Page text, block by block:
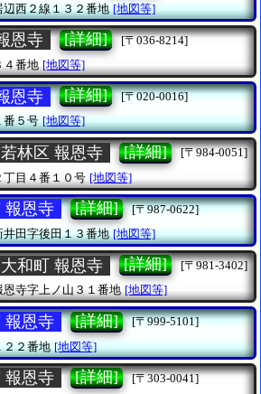
西２線１３２番地 [地図等]
恩寺 [詳細]
[〒036-8214]
４番地 [地図等]
恩寺 [詳細]
[〒020-0016]
番５号 [地図等]
林区 報恩寺 [詳細]
[〒984-0051]
丁目４番１０号 [地図等]
報恩寺 [詳細]
[〒987-0622]
田字後田１３番地 [地図等]
和町 報恩寺 [詳細]
[〒981-3402]
寺字上ノ山３１番地 [地図等]
報恩寺 [詳細]
[〒999-5101]
２番地 [地図等]
報恩寺 [詳細]
[〒303-0041]